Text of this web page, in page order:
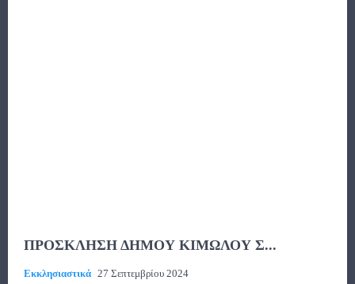
ΠΡΟΣΚΛΗΣΗ ΔΗΜΟΥ ΚΙΜΩΛΟΥ Σ...
Εκκλησιαστικά 27 Σεπτεμβρίου 2024